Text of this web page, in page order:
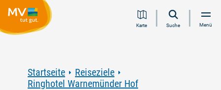
Inhalt
Navigation
Volltextsuche
FooterKarte Suche Menü
Startseite
Reiseziele
Ringhotel Warnemünder Hof